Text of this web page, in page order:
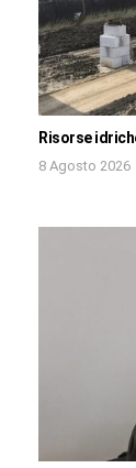
Risorse
8 Agosto 2026